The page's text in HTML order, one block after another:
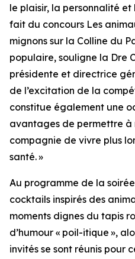
le plaisir, la personnalité et
fait du concours Les
mignons sur la Colline du
populaire, souligne la Dre
présidente et directrice
de l’excitation de la
constitue également une
avantages de permettre à
compagnie de vivre plus
santé. »
Au programme de la
cocktails inspirés des
moments dignes du tapis
d’humour « poil-itique »,
invités se sont réunis pour